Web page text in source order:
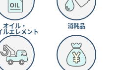
オイル・
ルエレメント
消耗品